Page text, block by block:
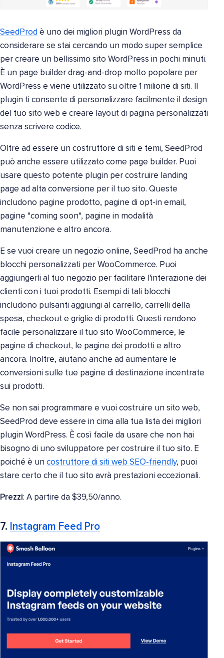
SeedProd è uno dei migliori plugin WordPress da
considerare se stai cercando un modo super semplice
per creare un bellissimo sito WordPress in pochi minuti.
È un page builder drag-and-drop molto popolare per
WordPress e viene utilizzato su oltre 1 milione di siti. Il
plugin ti consente di personalizzare facilmente il design
del tuo sito web e creare layout di pagina personalizzati
senza scrivere codice.
Oltre ad essere un costruttore di siti e temi, SeedProd
può anche essere utilizzato come page builder. Puoi
usare questo potente plugin per costruire landing
page ad alta conversione per il tuo sito. Queste
includono pagine prodotto, pagine di opt-in email,
pagine "coming soon", pagine in modalità
manutenzione e altro ancora.
E se vuoi creare un negozio online, SeedProd ha anche
blocchi personalizzati per WooCommerce. Puoi
aggiungerli al tuo negozio per facilitare l'interazione dei
clienti con i tuoi prodotti. Esempi di tali blocchi
includono pulsanti aggiungi al carrello, carrelli della
spesa, checkout e griglie di prodotti. Questi rendono
facile personalizzare il tuo sito WooCommerce, le
pagine di checkout, le pagine dei prodotti e altro
ancora. Inoltre, aiutano anche ad aumentare le
conversioni sulle tue pagine di destinazione incentrate
sui prodotti.
Se non sai programmare e vuoi costruire un sito web,
SeedProd deve essere in cima alla tua lista dei migliori
plugin WordPress. È così facile da usare che non hai
bisogno di uno sviluppatore per costruire il tuo sito. E
poiché è un costruttore di siti web SEO-friendly, puoi
stare certo che il tuo sito avrà prestazioni eccezionali.
Prezzi: A partire da $39,50/anno.
7. Instagram Feed Pro